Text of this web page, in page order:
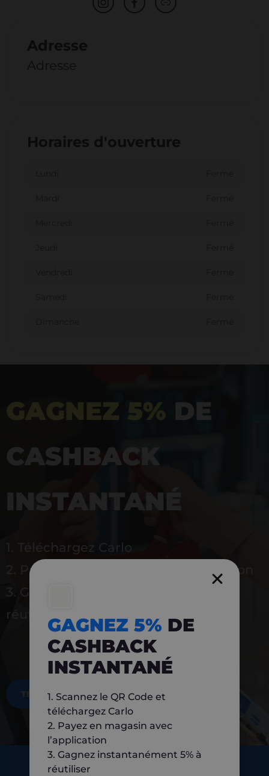
Adresse
Adresse
Horaires d'ouverture
GAGNEZ 5% DE
CASHBACK
INSTANTANÉ
1. Téléchargez Carlo
2. Payez en magasin avec l’application
3. Gagnez instantanément 5 % à
réutiliser
TÉLÉCHARGEZ MAINTENANT
GAGNEZ 5% DE
CASHBACK
INSTANTANÉ
1. Scannez le QR Code et
téléchargez Carlo
2. Payez en magasin avec
l’application
3. Gagnez instantanément 5% à
réutiliser